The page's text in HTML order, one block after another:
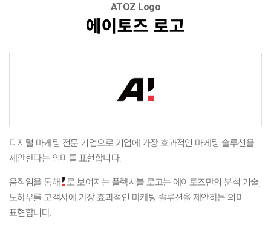
ATOZ Logo
에이토즈 로고
디지털 마케팅 전문 기업으로 기업에 가장 효과적인 마케팅 솔루션을
제안한다는 의미를 표현합니다.
움직임을 통해 로 보여지는 플렉서블 로고는 에이토즈만의 분석 기술,
노하우를 고객사에 가장 효과적인 마케팅 솔루션을 제안하는 의미
표현합니다.